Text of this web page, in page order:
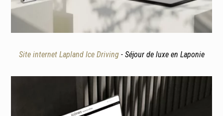
Site internet Lapland Ice Driving- Séjour de luxe en Laponie